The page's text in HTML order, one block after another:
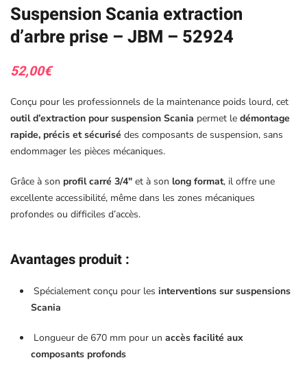
Suspension Scania extraction
d’arbre prise – JBM – 52924
52,00€
Conçu pour les professionnels de la maintenance poids lourd, cet
outil d’extraction pour suspension Scania permet le démontage
rapide, précis et sécurisé des composants de suspension, sans
endommager les pièces mécaniques.
Grâce à son profil carré 3/4″ et à son long format, il offre une
excellente accessibilité, même dans les zones mécaniques
profondes ou difficiles d’accès.
Avantages produit :
Spécialement conçu pour les interventions sur suspensions
Scania
Longueur de 670 mm pour un accès facilité aux
composants profonds